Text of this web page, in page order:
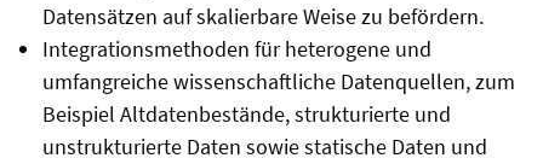
Datensätzen auf skalierbare Weise zu befördern.
Integrationsmethoden für heterogene und
umfangreiche wissenschaftliche Datenquellen, zum
Beispiel Altdatenbestände, strukturierte und
unstrukturierte Daten sowie statische Daten und